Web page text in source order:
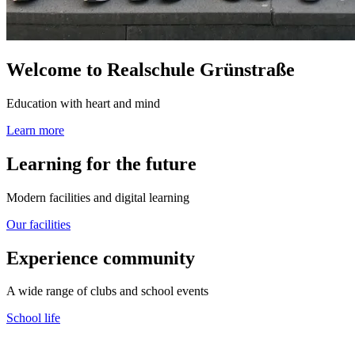
Welcome to Realschule Grünstraße
Education with heart and mind
Learn more
Learning for the future
Modern facilities and digital learning
Our facilities
Experience community
A wide range of clubs and school events
School life